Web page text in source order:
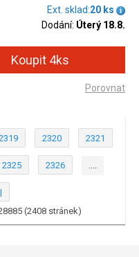
Ext. sklad:20 ks
Dodání: Úterý 18.8.
Porovnat
2320 2321
2325 2326 ....
(2408 stránek)